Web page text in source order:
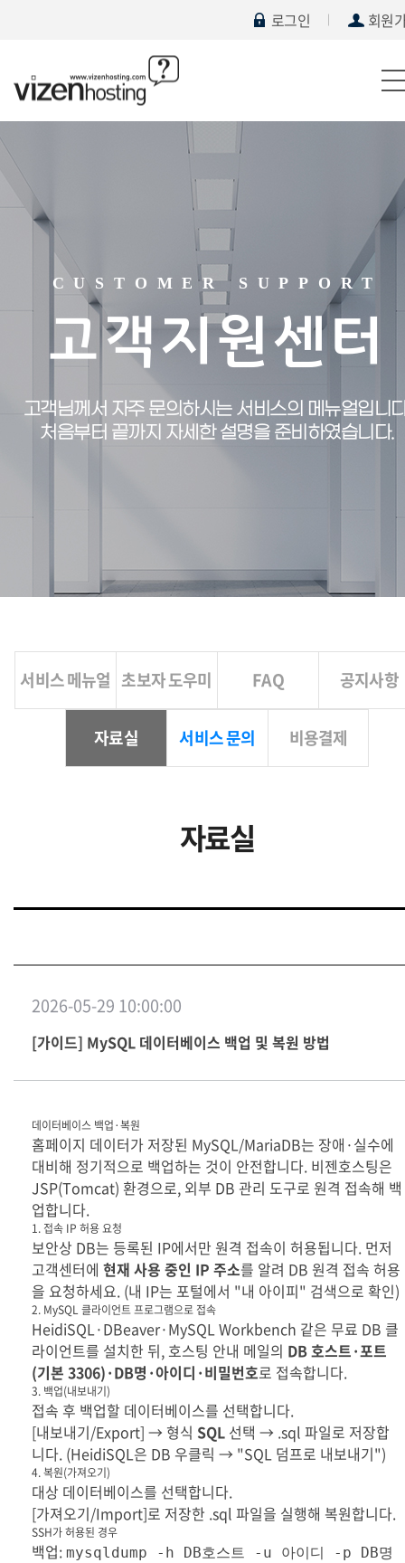
로그인 회원
CUSTOMER SUPPORT
고객지원센터
고객님께서 자주 문의하시는 서비스의 메뉴얼입니
처음부터 끝까지 자세한 설명을 준비하였습니다.
서비스 메뉴얼 초보자 도우미 FAQ 공지사항
자료실 서비스 문의 비용결제
자료실
2026-05-29 10:00:00
[가이드] MySQL 데이터베이스 백업 및 복원 방법
데이터베이스 백업·복원
홈페이지 데이터가 저장된 MySQL/MariaDB는 장애·실수에
대비해 정기적으로 백업하는 것이 안전합니다. 비젠호스팅은
JSP(Tomcat) 환경으로, 외부 DB 관리 도구로 원격 접속해 백
업합니다.
1. 접속 IP 허용 요청
보안상 DB는 등록된 IP에서만 원격 접속이 허용됩니다. 먼저
고객센터에 현재 사용 중인 IP 주소를 알려 DB 원격 접속 허용
을 요청하세요. (내 IP는 포털에서 "내 아이피" 검색으로 확인)
2. MySQL 클라이언트 프로그램으로 접속
HeidiSQL·DBeaver·MySQL Workbench 같은 무료 DB 클
라이언트를 설치한 뒤, 호스팅 안내 메일의 DB 호스트·포트
(기본 3306)·DB명·아이디·비밀번호로 접속합니다.
3. 백업(내보내기)
접속 후 백업할 데이터베이스를 선택합니다.
[내보내기/Export] → 형식 SQL 선택 → .sql 파일로 저장합
니다. (HeidiSQL은 DB 우클릭 → "SQL 덤프로 내보내기")
4. 복원(가져오기)
대상 데이터베이스를 선택합니다.
[가져오기/Import]로 저장한 .sql 파일을 실행해 복원합니다.
SSH가 허용된 경우
백업: mysqldump -h DB호스트 -u 아이디 -p DB명